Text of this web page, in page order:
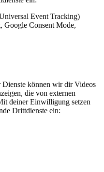
Event Tracking)
Google Consent Mode,
Dienste können wir dir Videos
die von externen
deiner Einwilligung setzen
Drittdienste ein: